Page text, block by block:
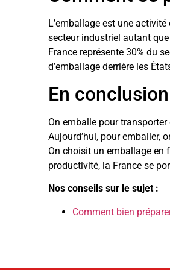
L’emballage est une
secteur industriel autant
France représente 30% du
d’emballage derrière les
En conclusion
On emballe pour
Aujourd’hui, pour emballer,
On choisit un emballage en
productivité, la France se
Nos conseils sur le sujet :
Comment bien